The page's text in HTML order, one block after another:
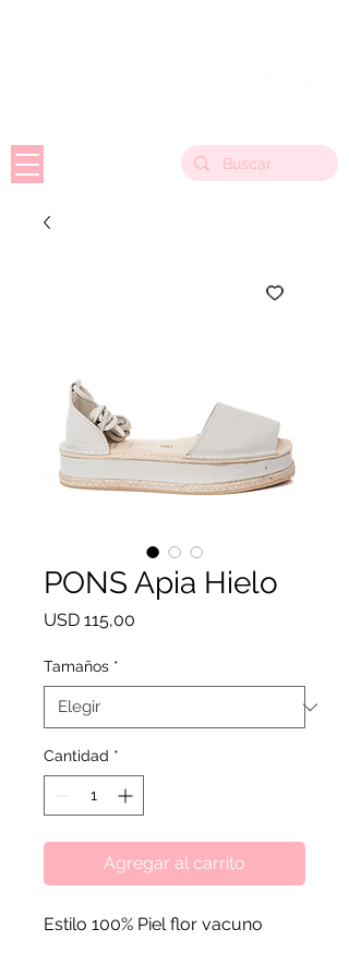
PONS Apia Hielo
USD 115,00
Tamaños *
Cantidad *
Agregar al carrito
Estilo 100% Piel flor vacuno